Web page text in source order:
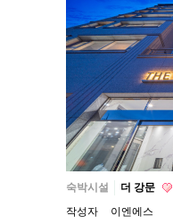
숙박시설
더 강문
작성자
이엔에스